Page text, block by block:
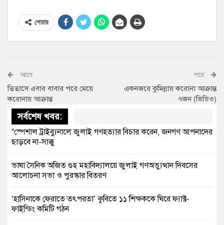
শেয়ার
আগে
তিতাসে এবার বাবার পরে মেয়ে
করোনায় আক্রান্ত
পরে
একনজরে কুমিল্লায় করোনা আক্রান্ত
৭জন (ভিডিও)
সর্বশেষ খবর:
“স্পেশাল ট্রাইব্যুনালে জুলাই গণহত্যার বিচার করেন, জনগণ আপনাদের
ছাড়বে না-সাক্কু
ভাষা সৈনিক অজিত গুহ মহাবিদ্যালয়ে জুলাই গণঅভ্যুত্থান দিবসের
আলোচনা সভা ও পুরস্কার বিতরণ
‘হাসিনাকে ফেরাতে তৎপরতা’ কুবিতে ১১ শিক্ষককে ঘিরে ফ্যাক্ট-
ফাইন্ডিং কমিটি গঠন